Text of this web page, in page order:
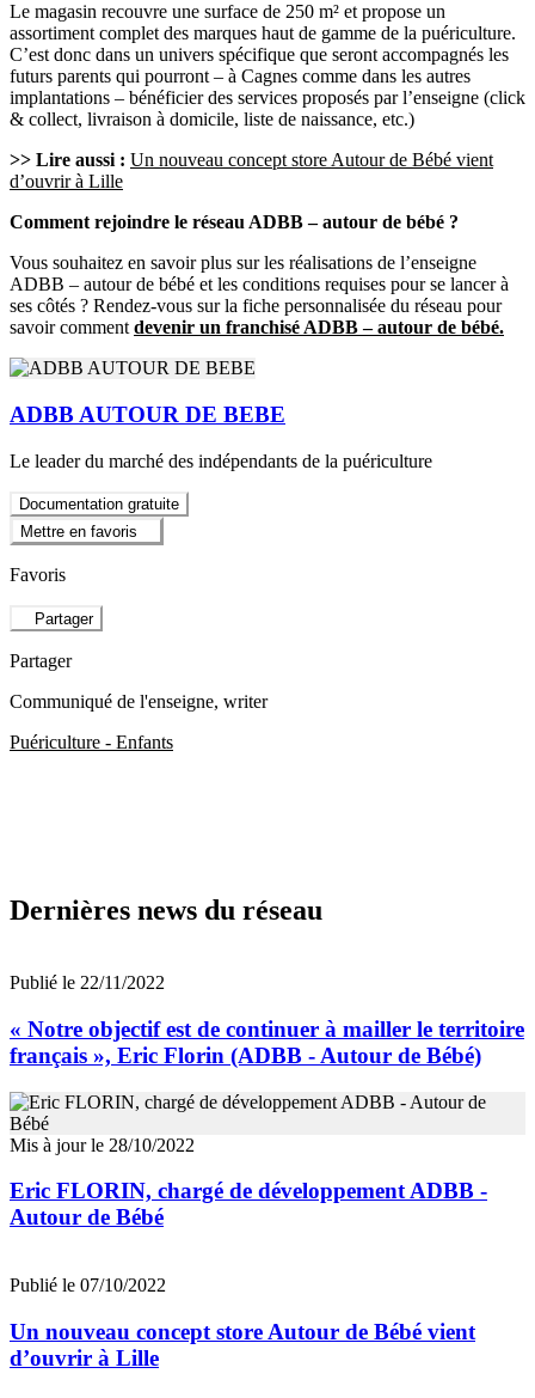
Le magasin recouvre une surface de 250 m² et propose un
assortiment complet des marques haut de gamme de la puériculture.
C’est donc dans un univers spécifique que seront accompagnés les
futurs parents qui pourront – à Cagnes comme dans les autres
implantations – bénéficier des services proposés par l’enseigne (click
& collect, livraison à domicile, liste de naissance, etc.)
>> Lire aussi : Un nouveau concept store Autour de Bébé vient
d’ouvrir à Lille
Comment rejoindre le réseau ADBB – autour de bébé ?
Vous souhaitez en savoir plus sur les réalisations de l’enseigne
ADBB – autour de bébé et les conditions requises pour se lancer à
ses côtés ? Rendez-vous sur la fiche personnalisée du réseau pour
savoir comment devenir un franchisé ADBB – autour de bébé.
ADBB AUTOUR DE BEBE
Le leader du marché des indépendants de la puériculture
Documentation gratuite
Mettre en favoris
Favoris
Partager
Partager
Communiqué de l'enseigne, writer
Puériculture - Enfants
Dernières news du réseau
Publié le 22/11/2022
« Notre objectif est de continuer à mailler le territoire
français », Eric Florin (ADBB - Autour de Bébé)
Mis à jour le 28/10/2022
Eric FLORIN, chargé de développement ADBB -
Autour de Bébé
Publié le 07/10/2022
Un nouveau concept store Autour de Bébé vient
d’ouvrir à Lille